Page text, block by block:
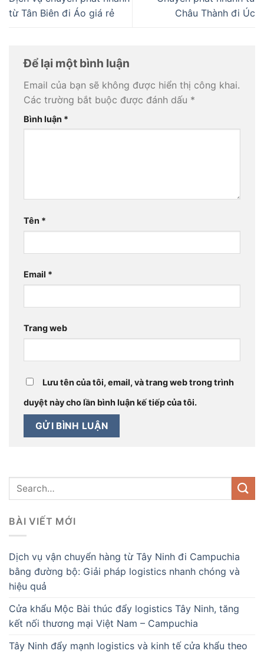
từ Tân Biên đi Áo giá rẻ
Châu Thành đi Úc
Để lại một bình luận
Email của bạn sẽ không được hiển thị công khai.
Các trường bắt buộc được đánh dấu *
Bình luận *
Tên *
Email *
Trang web
Lưu tên của tôi, email, và trang web trong trình
duyệt này cho lần bình luận kế tiếp của tôi.
BÀI VIẾT MỚI
Dịch vụ vận chuyển hàng từ Tây Ninh đi Campuchia
bằng đường bộ: Giải pháp logistics nhanh chóng và
hiệu quả
Cửa khẩu Mộc Bài thúc đẩy logistics Tây Ninh, tăng
kết nối thương mại Việt Nam – Campuchia
Tây Ninh đẩy mạnh logistics và kinh tế cửa khẩu theo